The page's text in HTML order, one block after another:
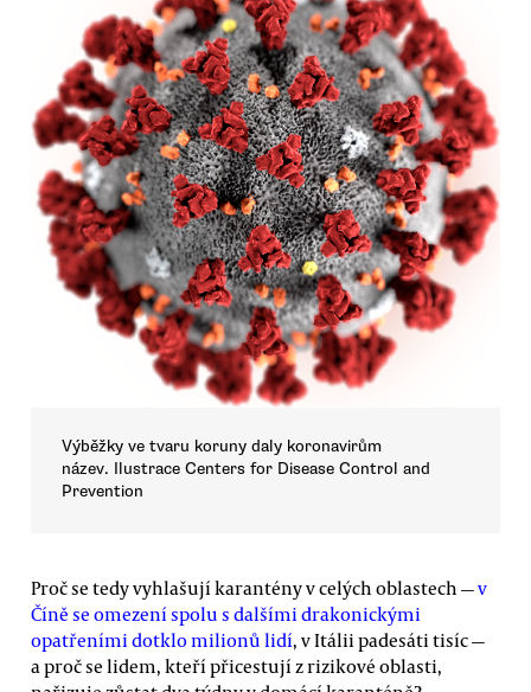
Výběžky ve tvaru koruny daly koronavirům
název. Ilustrace Centers for Disease Control and
Prevention
Proč se tedy vyhlašují karantény v celých oblastech —v
Číně se omezení spolu s dalšími drakonickými
opatřeními dotklo milionů lidí, v Itálii padesáti tisíc —
a proč se lidem, kteří přicestují z rizikové oblasti,